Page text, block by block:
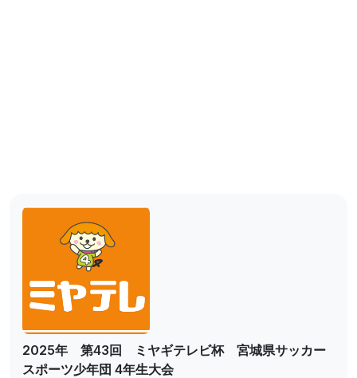
2025年 第43回 ミヤギテレビ杯 宮城県サッカー
スポーツ少年団 4年生大会